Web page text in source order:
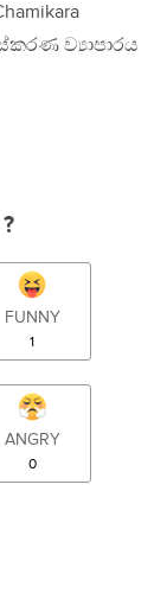
ව්‍යාපාරය
FUNNY
1
ANGRY
0